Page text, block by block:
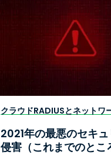
クラウドRADIUSとネットワ
2021年の最悪のセキ
侵害（これまでのとこ